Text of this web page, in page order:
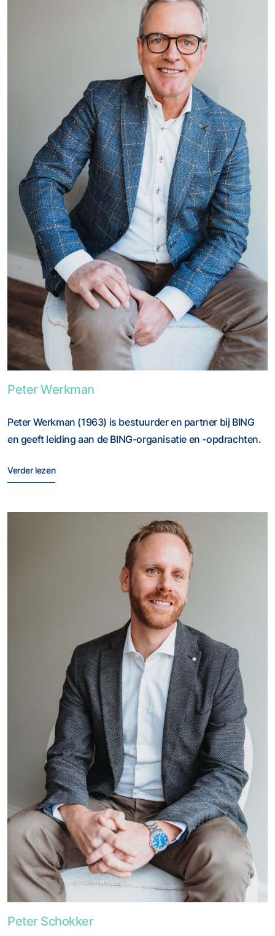
Peter Werkman
Peter Werkman (1963) is bestuurder en partner bij BING
en geeft leiding aan de BING-organisatie en -opdrachten.
Verder lezen
Peter Schokker